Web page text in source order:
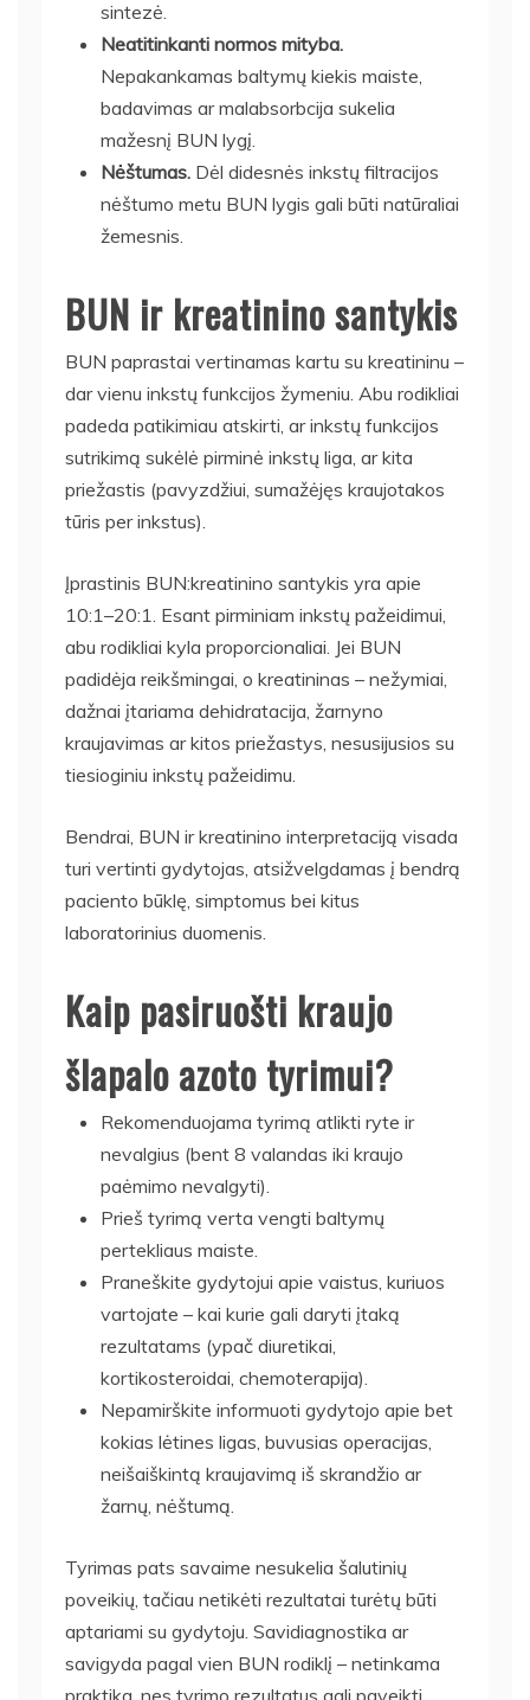
sintezė.
Neatitinkanti normos mityba.
Nepakankamas baltymų kiekis maiste,
badavimas ar malabsorbcija sukelia
mažesnį BUN lygį.
Nėštumas. Dėl didesnės inkstų filtracijos
nėštumo metu BUN lygis gali būti natūraliai
žemesnis.
BUN ir kreatinino santykis
BUN paprastai vertinamas kartu su kreatininu –
dar vienu inkstų funkcijos žymeniu. Abu rodikliai
padeda patikimiau atskirti, ar inkstų funkcijos
sutrikimą sukėlė pirminė inkstų liga, ar kita
priežastis (pavyzdžiui, sumažėjęs kraujotakos
tūris per inkstus).
Įprastinis BUN:kreatinino santykis yra apie
10:1–20:1. Esant pirminiam inkstų pažeidimui,
abu rodikliai kyla proporcionaliai. Jei BUN
padidėja reikšmingai, o kreatininas – nežymiai,
dažnai įtariama dehidratacija, žarnyno
kraujavimas ar kitos priežastys, nesusijusios su
tiesioginiu inkstų pažeidimu.
Bendrai, BUN ir kreatinino interpretaciją visada
turi vertinti gydytojas, atsižvelgdamas į bendrą
paciento būklę, simptomus bei kitus
laboratorinius duomenis.
Kaip pasiruošti kraujo
šlapalo azoto tyrimui?
Rekomenduojama tyrimą atlikti ryte ir
nevalgius (bent 8 valandas iki kraujo
paėmimo nevalgyti).
Prieš tyrimą verta vengti baltymų
pertekliaus maiste.
Praneškite gydytojui apie vaistus, kuriuos
vartojate – kai kurie gali daryti įtaką
rezultatams (ypač diuretikai,
kortikosteroidai, chemoterapija).
Nepamirškite informuoti gydytojo apie bet
kokias lėtines ligas, buvusias operacijas,
neišaiškintą kraujavimą iš skrandžio ar
žarnų, nėštumą.
Tyrimas pats savaime nesukelia šalutinių
poveikių, tačiau netikėti rezultatai turėtų būti
aptariami su gydytoju. Savidiagnostika ar
savigyda pagal vien BUN rodiklį – netinkama
praktika, nes tyrimo rezultatus gali paveikti